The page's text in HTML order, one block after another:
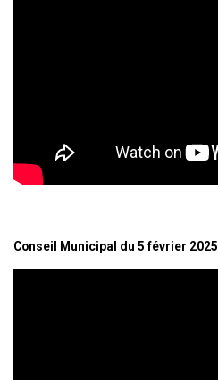
Conseil Municipal du 5 février 2025